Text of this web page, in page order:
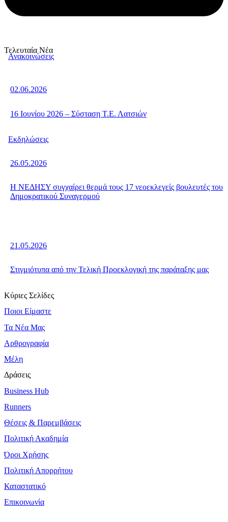
Τελευταία Νέα
02.06.2026
16 Ιουνίου 2026 – Σύσταση Τ.Ε. Λατσιών
Ανακοινώσεις
26.05.2026
Η ΝΕΔΗΣΥ συγχαίρει θερμά τους 17 νεοεκλεγείς βουλευτές του
Δημοκρατικού Συναγερμού
Εκδηλώσεις
21.05.2026
Στιγμιότυπα από την Τελική Προεκλογική της παράταξης μας
Κύριες Σελίδες
Ποιοι Είμαστε
Τα Νέα Μας
Αρθρογραφία
Μέλη
Δράσεις
Business Hub
Runners
Θέσεις & Παρεμβάσεις
Πολιτική Ακαδημία
Όροι Χρήσης
Πολιτική Απορρήτου
Καταστατικό
Επικοινωνία